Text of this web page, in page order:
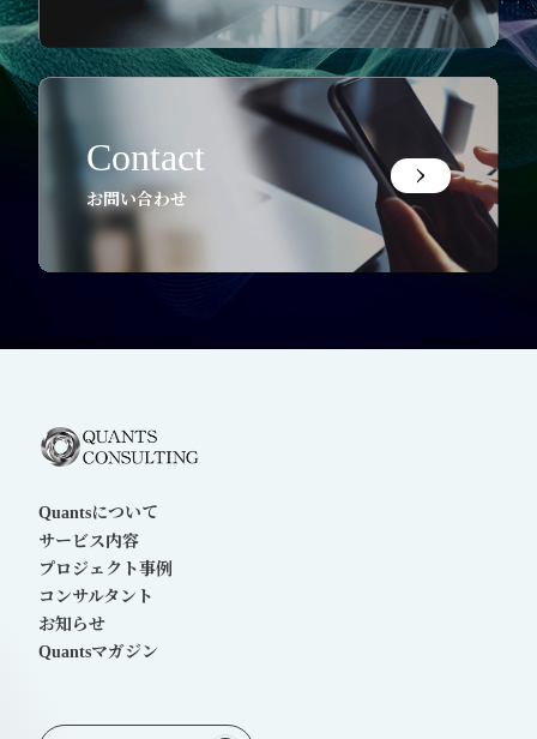
Contact
お問い合わせ
Quantsについて
サービス内容
プロジェクト事例
コンサルタント
お知らせ
Quantsマガジン